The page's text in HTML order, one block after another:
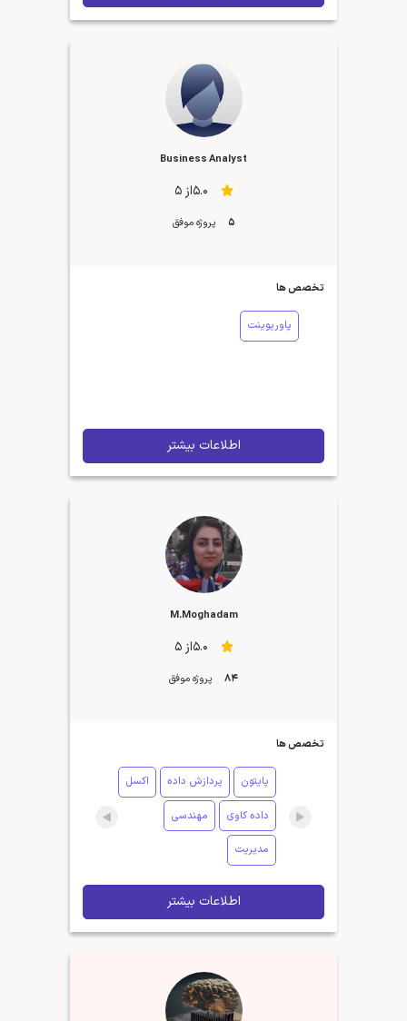
Business Analyst
5.0از 5
5 پروژه موفق
تخصص ها
پاورپوینت
اطلاعات بیشتر
M.Moghadam
5.0از 5
84 پروژه موفق
تخصص ها
پایتون پردازش داده اکسل
داده کاوی مهندسی
مدیریت
اطلاعات بیشتر